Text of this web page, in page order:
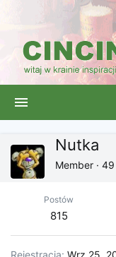
Nutka
Member · 49
Postów
815
Rejestracja Wrz 25,